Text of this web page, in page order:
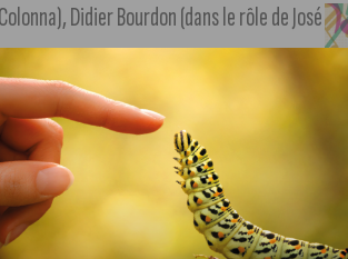
Didier Bourdon (dans le rôle de José
principaux.
Drogba, David Ginola, Guy Roux,
Amrani, Paul Deby jouera le rôle de